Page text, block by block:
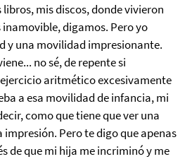
mis discos, donde vivieron
inamovible, digamos. Pero yo
y una movilidad impresionante.
no sé, de repente si
aritmético excesivamente
a esa movilidad de infancia, mi
como que tiene que ver una
impresión. Pero te digo que apenas
de que mi hija me incriminó y me